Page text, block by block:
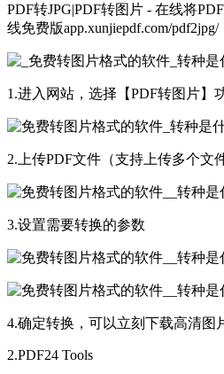
PDF转JPG|PDF转图片 - 在线将
线免费版app.xunjiepdf.com/pdf2jpg/
1.进入网站，选择【PDF转图片】
2.上传PDF文件（支持上传多个文
3.设置需要转换的参数
4.确定转换，可以立刻下载高清图
2.PDF24 Tools